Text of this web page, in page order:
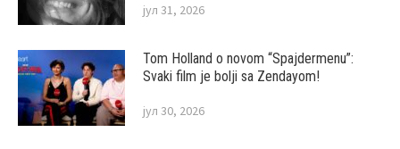
јул 31, 2026
Tom Holland o novom “Spajdermenu”:
Svaki film je bolji sa Zendayom!
јул 30, 2026